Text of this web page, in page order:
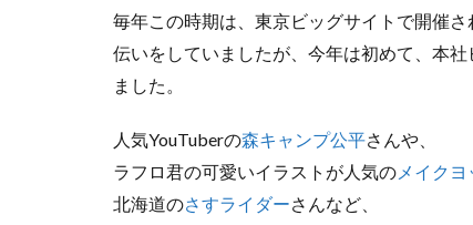
毎年この時期は、東京ビッグサイトで開催
伝いをしていましたが、今年は初めて、本
ました。
人気YouTuberの森キャンプ公平さんや、
ラフロ君の可愛いイラストが人気の メイク
北海道のさすライダーさんなど、